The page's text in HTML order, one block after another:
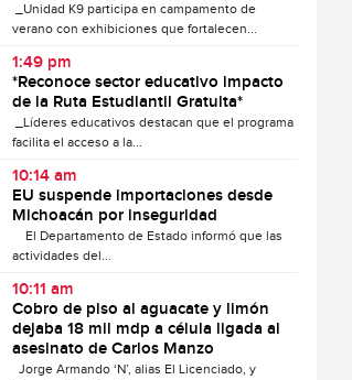
_Unidad K9 participa en campamento de
verano con exhibiciones que fortalecen...
1:49 pm
*Reconoce sector educativo impacto
de la Ruta Estudiantil Gratuita*
_Líderes educativos destacan que el programa
facilita el acceso a la...
10:14 am
EU suspende importaciones desde
Michoacán por inseguridad
El Departamento de Estado informó que las
actividades del...
10:11 am
Cobro de piso al aguacate y limón
dejaba 18 mil mdp a célula ligada al
asesinato de Carlos Manzo
Jorge Armando ‘N’, alias El Licenciado, y